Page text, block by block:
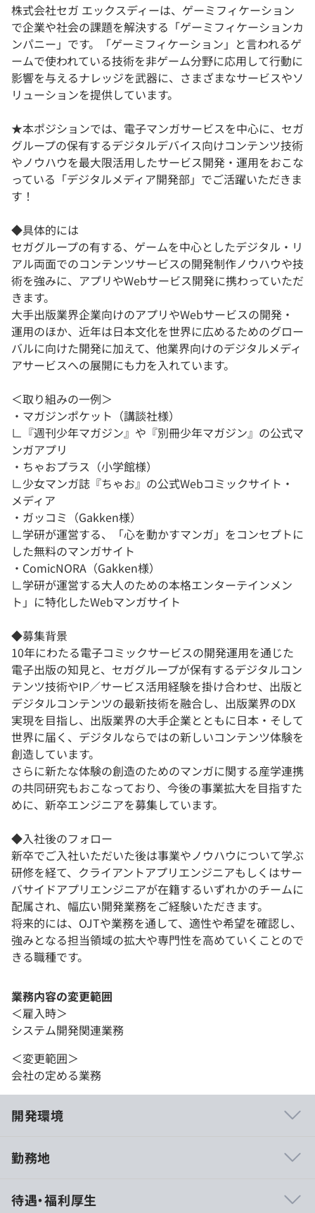
株式会社セガ エックスディーは、ゲーミフィケーション
で企業や社会の課題を解決する「ゲーミフィケーションカ
ンパニー」です。「ゲーミフィケーション」と言われるゲ
ームで使われている技術を非ゲーム分野に応用して行動に
影響を与えるナレッジを武器に、さまざまなサービスやソ
リューションを提供しています。
★本ポジションでは、電子マンガサービスを中心に、セガ
グループの保有するデジタルデバイス向けコンテンツ技術
やノウハウを最大限活用したサービス開発・運用をおこな
っている「デジタルメディア開発部」でご活躍いただきま
す！
◆具体的には
セガグループの有する、ゲームを中心としたデジタル・リ
アル両面でのコンテンツサービスの開発制作ノウハウや技
術を強みに、アプリやWebサービス開発に携わっていただ
きます。
大手出版業界企業向けのアプリやWebサービスの開発・
運用のほか、近年は日本文化を世界に広めるためのグロー
バルに向けた開発に加えて、他業界向けのデジタルメディ
アサービスへの展開にも力を入れています。
＜取り組みの一例＞
・マガジンポケット（講談社様）
∟『週刊少年マガジン』や『別冊少年マガジン』の公式マ
ンガアプリ
・ちゃおプラス（小学館様）
∟少女マンガ誌『ちゃお』の公式Webコミックサイト・
メディア
・ガッコミ（Gakken様）
∟学研が運営する、「心を動かすマンガ」をコンセプトに
した無料のマンガサイト
・ComicNORA（Gakken様）
∟学研が運営する大人のための本格エンターテインメン
ト」に特化したWebマンガサイト
◆募集背景
10年にわたる電子コミックサービスの開発運用を通じた
電子出版の知見と、セガグループが保有するデジタルコン
テンツ技術やIP／サービス活用経験を掛け合わせ、出版と
デジタルコンテンツの最新技術を融合し、出版業界のDX
実現を目指し、出版業界の大手企業とともに日本・そして
世界に届く、デジタルならではの新しいコンテンツ体験を
創造しています。
さらに新たな体験の創造のためのマンガに関する産学連携
の共同研究もおこなっており、今後の事業拡大を目指すた
めに、新卒エンジニアを募集しています。
◆入社後のフォロー
新卒でご入社いただいた後は事業やノウハウについて学ぶ
研修を経て、クライアントアプリエンジニアもしくはサー
バサイドアプリエンジニアが在籍するいずれかのチームに
配属され、幅広い開発業務をご経験いただきます。
将来的には、OJTや業務を通して、適性や希望を確認し、
強みとなる担当領域の拡大や専門性を高めていくことので
きる職種です。
業務内容の変更範囲
＜雇入時＞
システム開発関連業務
＜変更範囲＞
会社の定める業務
開発環境
ォーム『MANGA DRIVE』
勤務地
待遇・福利厚生